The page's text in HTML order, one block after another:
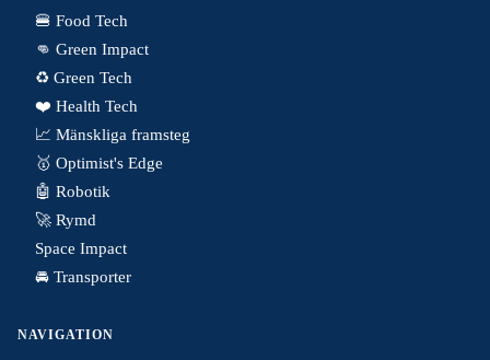
🍔 Food Tech
👊 Green Impact
♻️ Green Tech
❤️ Health Tech
📈 Mänskliga framsteg
🥇 Optimist's Edge
🤖 Robotik
🚀 Rymd
Space Impact
🚘 Transporter
NAVIGATION